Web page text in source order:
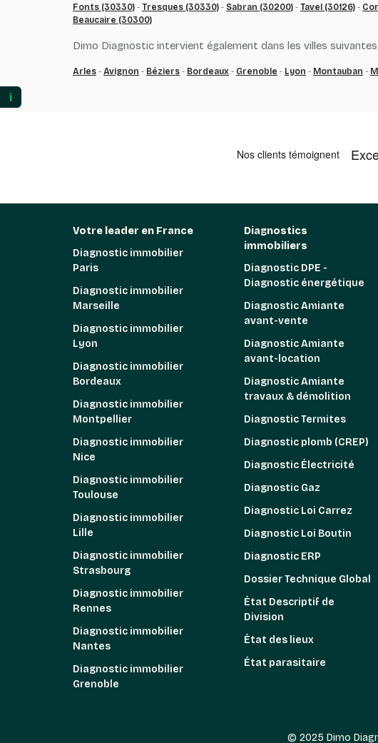
Fonts (30330) - Tresques (30330) - Sabran (30200) - Tavel (30126) -
Beaucaire (30300)
Dimo Diagnostic intervient également dans les villes suivantes
Arles - Avignon - Béziers - Bordeaux - Grenoble - Lyon - Montauban -
Votre leader en France
Diagnostic immobilier
Paris
Diagnostic immobilier
Marseille
Diagnostic immobilier
Lyon
Diagnostic immobilier
Bordeaux
Diagnostic immobilier
Montpellier
Diagnostic immobilier
Nice
Diagnostic immobilier
Toulouse
Diagnostic immobilier
Lille
Diagnostic immobilier
Strasbourg
Diagnostic immobilier
Rennes
Diagnostic immobilier
Nantes
Diagnostic immobilier
Grenoble
Diagnostics
immobiliers
Diagnostic DPE -
Diagnostic énergétique
Diagnostic Amiante
avant-vente
Diagnostic Amiante
avant-location
Diagnostic Amiante
travaux & démolition
Diagnostic Termites
Diagnostic plomb (CREP)
Diagnostic Électricité
Diagnostic Gaz
Diagnostic Loi Carrez
Diagnostic Loi Boutin
Diagnostic ERP
Dossier Technique Global
État Descriptif de
Division
État des lieux
État parasitaire
© 2025 Dimo
ℹ️